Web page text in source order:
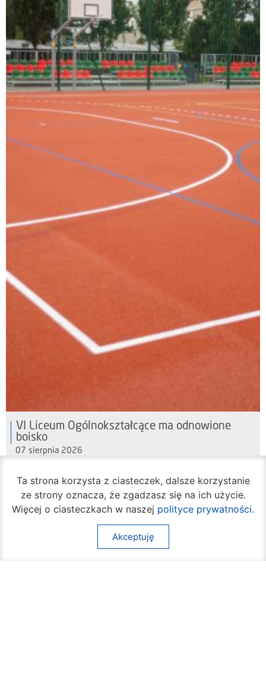
VI Liceum Ogólnokształcące ma odnowione
boisko
07 sierpnia 2026
Ta strona korzysta z ciasteczek, dalsze korzystanie
ze strony oznacza, że zgadzasz się na ich użycie.
Więcej o ciasteczkach w naszej polityce prywatności.
Akceptuję